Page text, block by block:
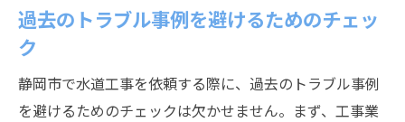
過去のトラブル事例を避けるためのチェッ
ク
静岡市で水道工事を依頼する際に、過去のトラブル事例
を避けるためのチェックは欠かせません。まず、工事業